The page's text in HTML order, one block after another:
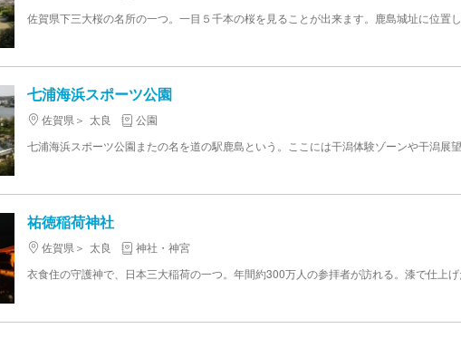
七浦海浜スポーツ公園
佐賀県 太良
公園
祐徳稲荷神社
佐賀県 太良
神社・神宮